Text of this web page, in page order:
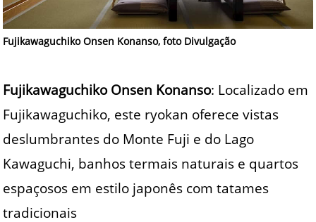
Fujikawaguchiko Onsen Konanso, foto Divulgação
Fujikawaguchiko Onsen Konanso: Localizado em
Fujikawaguchiko, este ryokan oferece vistas
deslumbrantes do Monte Fuji e do Lago
Kawaguchi, banhos termais naturais e quartos
espaçosos em estilo japonês com tatames
tradicionais